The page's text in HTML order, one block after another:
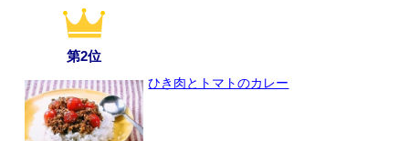
第2位
ひき肉とトマトのカレー